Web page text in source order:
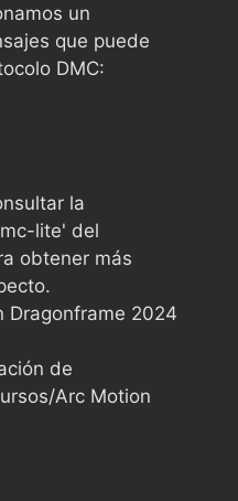
un
que puede
DMC:
la
lite' del
obtener más
Dragonframe 2024
de
Arc Motion